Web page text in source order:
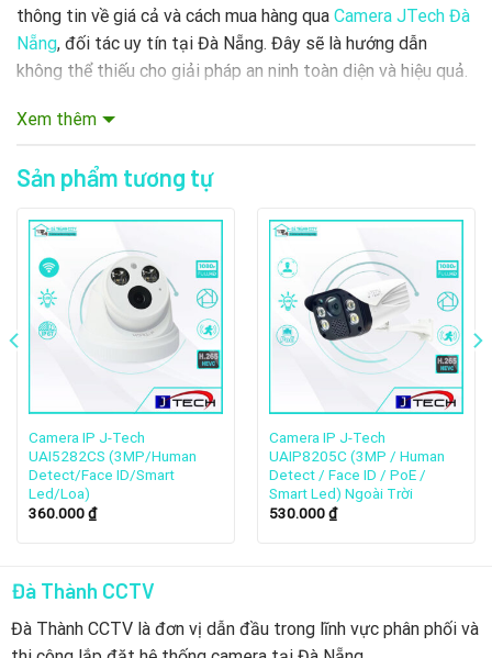
thông tin về giá cả và cách mua hàng qua Camera JTech Đà
Nẵng, đối tác uy tín tại Đà Nẵng. Đây sẽ là hướng dẫn
không thể thiếu cho giải pháp an ninh toàn diện và hiệu quả.
1. JTech – Thương hiệu an ninh hàng
đầu đến từ Nhật bản
Trong thời đại số hóa, an ninh trở thành yếu tố không thể
đó, thương hiệu J-Tech nổi bật với các sản phẩm đáng tin
Xem thêm
Sản phẩm tương tự
Camera IP J-Tech
UAI5282CS (3MP/Human
Detect/Face ID/Smart
Led/Loa)
360.000₫
Camera IP J-Tech
UAIP8205C (3MP / Human
Detect / Face ID / PoE /
Smart Led) Ngoài Trời
530.000₫
Đà Thành CCTV
Đà Thành CCTV là đơn vị dẫn đầu trong lĩnh vực phân phối và